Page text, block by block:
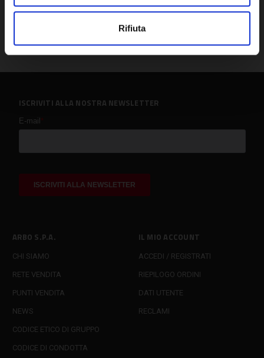
Rifiuta
ARBO S.P.A.
CHI SIAMO
RETE VENDITA
PUNTI VENDITA
NEWS
CODICE ETICO DI GRUPPO
CODICE DI CONDOTTA
IL MIO ACCOUNT
ACCEDI / REGISTRATI
RIEPILOGO ORDINI
DATI UTENTE
RECLAMI
ISCRIVITI ALLA NOSTRA NEWSLETTER